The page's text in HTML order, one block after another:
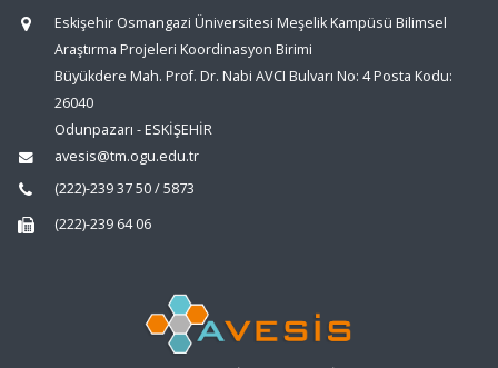
Eskişehir Osmangazi Üniversitesi Meşelik Kampüsü Bilimsel
Araştırma Projeleri Koordinasyon Birimi
Büyükdere Mah. Prof. Dr. Nabi AVCI Bulvarı No: 4 Posta Kodu:
26040
Odunpazarı - ESKİŞEHİR
avesis@tm.ogu.edu.tr
(222)-239 37 50 / 5873
(222)-239 64 06